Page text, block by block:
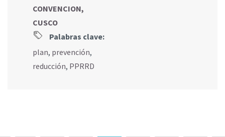
CONVENCION,
CUSCO
Palabras clave:
plan, prevención,
reducción, PPRRD